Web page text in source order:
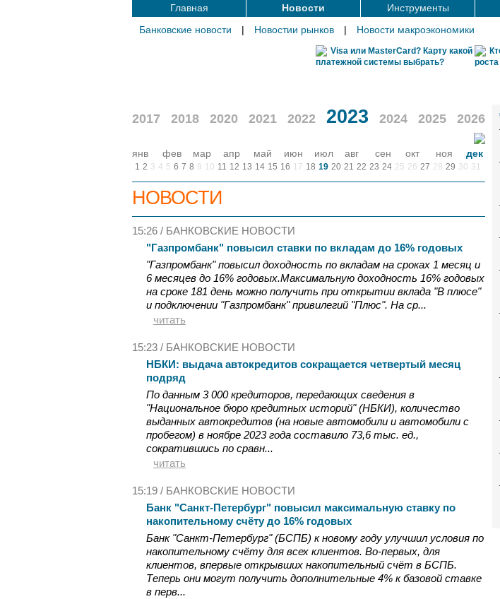
Главная Новости Инструменты
Банковские новости
| Новостии рынков | Новости макроэкономики
Visa или MasterCard? Карту какой
платежной системы выбрать?
2017 2018 2020 2021 2022 2023 2024 2025 2026
янв фев мар апр май июн июл авг сен окт ноя дек
1 2 3 4 5 6 7 8 9 10 11 12 13 14 15 16 17 18 19 20 21 22 23 24 25 26 27 28 29 30 31
НОВОСТИ
15:26 / БАНКОВСКИЕ НОВОСТИ
"Газпромбанк" повысил ставки по вкладам до 16% годовых
"Газпромбанк" повысил доходность по вкладам на сроках 1 месяц и
6 месяцев до 16% годовых.Максимальную доходность 16% годовых
на сроке 181 день можно получить при открытии вклада "В плюсе"
и подключении "Газпромбанк" привилегий "Плюс". На ср...
читать
15:23 / БАНКОВСКИЕ НОВОСТИ
НБКИ: выдача автокредитов сокращается четвертый месяц
подряд
По данным 3 000 кредиторов, передающих сведения в
"Национальное бюро кредитных историй" (НБКИ), количество
выданных автокредитов (на новые автомобили и автомобили с
пробегом) в ноябре 2023 года составило 73,6 тыс. ед.,
сократившись по сравн...
читать
15:19 / БАНКОВСКИЕ НОВОСТИ
Банк "Санкт-Петербург" повысил максимальную ставку по
накопительному счёту до 16% годовых
Банк "Санкт-Петербург" (БСПБ) к новому году улучшил условия по
накопительному счёту для всех клиентов. Во-первых, для
клиентов, впервые открывших накопительный счёт в БСПБ.
Теперь они могут получить дополнительные 4% к базовой ставке
в перв...